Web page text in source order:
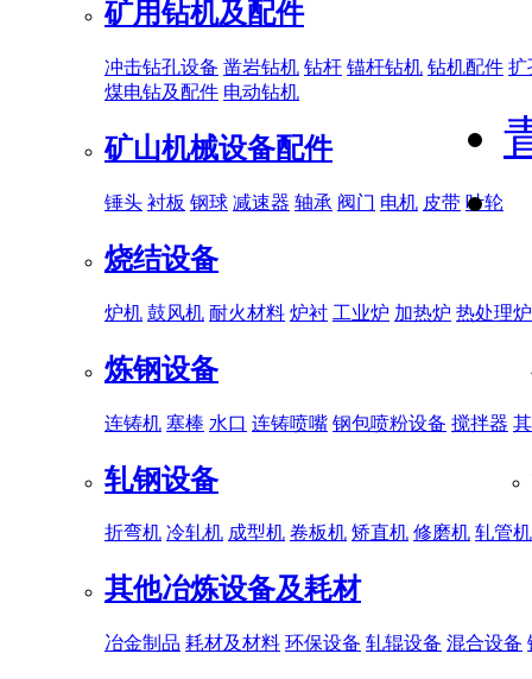
矿用钻机及配件
冲击钻孔设备 凿岩钻机 钻杆 锚杆钻机 钻机配件 扩
煤电钻及配件 电动钻机
矿山机械设备配件
锤头 衬板 钢球 减速器 轴承 阀门 电机 皮带 叶轮
烧结设备
炉机 鼓风机 耐火材料 炉衬 工业炉 加热炉 热处理炉
炼钢设备
连铸机 塞棒 水口 连铸喷嘴 钢包喷粉设备 搅拌器
轧钢设备
折弯机 冷轧机 成型机 卷板机 矫直机 修磨机 轧管机
其他冶炼设备及耗材
冶金制品 耗材及材料 环保设备 轧辊设备 混合设备